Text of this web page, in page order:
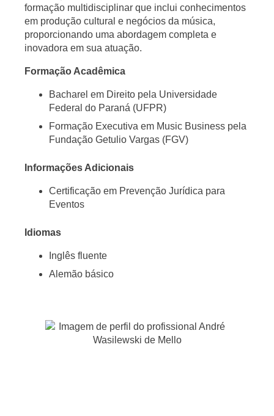
formação multidisciplinar que inclui conhecimentos
em produção cultural e negócios da música,
proporcionando uma abordagem completa e
inovadora em sua atuação.
Formação Acadêmica
Bacharel em Direito pela Universidade
Federal do Paraná (UFPR)
Formação Executiva em Music Business pela
Fundação Getulio Vargas (FGV)
Informações Adicionais
Certificação em Prevenção Jurídica para
Eventos
Idiomas
Inglês fluente
Alemão básico